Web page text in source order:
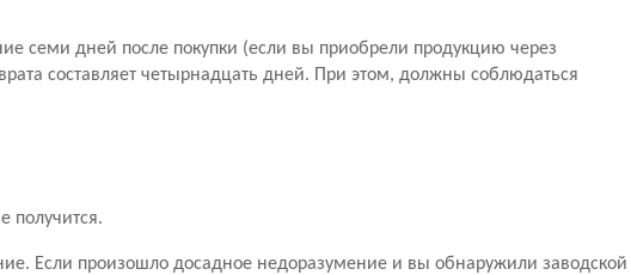
семи дней после покупки (если вы приобрели продукцию через
составляет четырнадцать дней. При этом, должны соблюдаться
получится.
Если произошло досадное недоразумение и вы обнаружили заводской